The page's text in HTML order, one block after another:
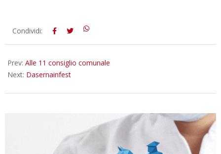
2014-
Condividi:
Prev: Alle 11 consiglio comunale
Next: Dasernainfest